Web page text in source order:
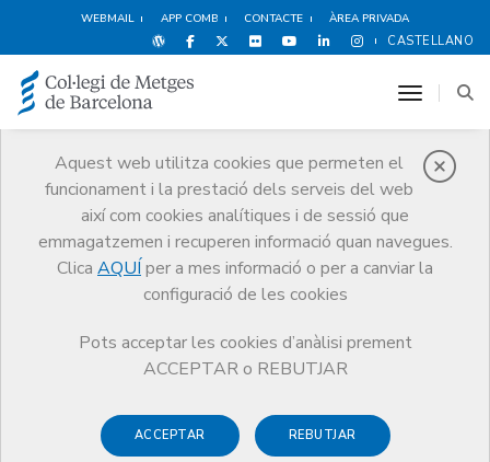
WEBMAIL APP COMB CONTACTE ÀREA PRIVADA
CASTELLANO
Aquest web utilitza cookies que permeten el
funcionament i la prestació dels serveis del web
així com cookies analítiques i de sessió que
emmagatzemen i recuperen informació quan navegues.
Clica AQUÍ per a mes informació o per a canviar la
configuració de les cookies
Pots acceptar les cookies d’anàlisi prement
ACCEPTAR o REBUTJAR
ACCEPTAR REBUTJAR
toggle
Agenda
Agenda Sessió formativa: La demografia mèdica
Sessió formativa: La
El seguiment de l’evolució demogràfica del col·lectiu mèdic